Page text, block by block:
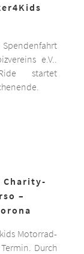
e.V..
startet
Charity-
–
Motorrad-
Durch